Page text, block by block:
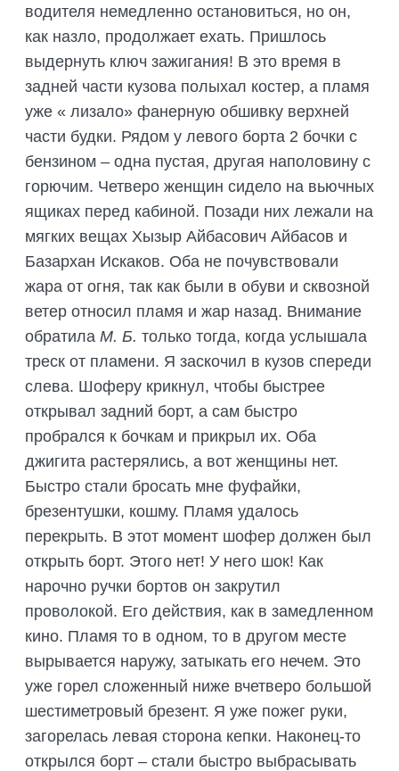
водителя немедленно остановиться, но он,
как назло, продолжает ехать. Пришлось
выдернуть ключ зажигания! В это время в
задней части кузова полыхал костер, а пламя
уже « лизало» фанерную обшивку верхней
части будки. Рядом у левого борта 2 бочки с
бензином – одна пустая, другая наполовину с
горючим. Четверо женщин сидело на вьючных
ящиках перед кабиной. Позади них лежали на
мягких вещах Хызыр Айбасович Айбасов и
Базархан Искаков. Оба не почувствовали
жара от огня, так как были в обуви и сквозной
ветер относил пламя и жар назад. Внимание
обратила М. Б. только тогда, когда услышала
треск от пламени. Я заскочил в кузов спереди
слева. Шоферу крикнул, чтобы быстрее
открывал задний борт, а сам быстро
пробрался к бочкам и прикрыл их. Оба
джигита растерялись, а вот женщины нет.
Быстро стали бросать мне фуфайки,
брезентушки, кошму. Пламя удалось
перекрыть. В этот момент шофер должен был
открыть борт. Этого нет! У него шок! Как
нарочно ручки бортов он закрутил
проволокой. Его действия, как в замедленном
кино. Пламя то в одном, то в другом месте
вырывается наружу, затыкать его нечем. Это
уже горел сложенный ниже вчетверо большой
шестиметровый брезент. Я уже пожег руки,
загорелась левая сторона кепки. Наконец-то
открылся борт – стали быстро выбрасывать